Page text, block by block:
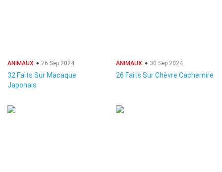
ANIMAUX 26 Sep 2024
32 Faits Sur Macaque
Japonais
ANIMAUX 30 Sep 2024
26 Faits Sur Chèvre Cachemire